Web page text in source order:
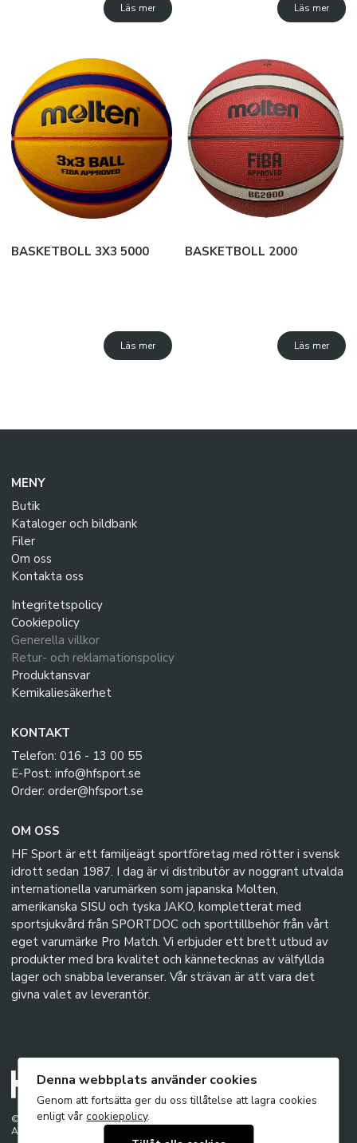
Läs mer Läs mer
BASKETBOLL 3X3 5000
Läs mer
BASKETBOLL 2000
Läs mer
MENY
Butik
Kataloger och bildbank
Filer
Om oss
Kontakta oss
Integritetspolicy
Cookiepolicy
Generella villkor
Retur- och reklamationspolicy
Produktansvar
Kemikaliesäkerhet
KONTAKT
Telefon: 016 - 13 00 55
E-Post: info@hfsport.se
Order: order@hfsport.se
OM OSS
HF Sport är ett familjeägt sportföretag med rötter i svensk
idrott sedan 1987. I dag är vi distributör av noggrant utvalda
internationella varumärken som japanska Molten,
amerikanska SISU och tyska JAKO, kompletterat med
sportsjukvård från SPORTDOC och sporttillbehör från vårt
eget varumärke Pro Match. Vi erbjuder ett brett utbud av
produkter med bra kvalitet och kännetecknas av välfyllda
lager och snabba leveranser. Vår strävan är att vara det
givna valet av leverantör.
© 2026 - HF Sport AB
Alla rättigheter förbehållna
Denna webbplats använder cookies
Genom att fortsätta ger du oss tillåtelse att lagra cookies
enligt vårcookiepolicy.